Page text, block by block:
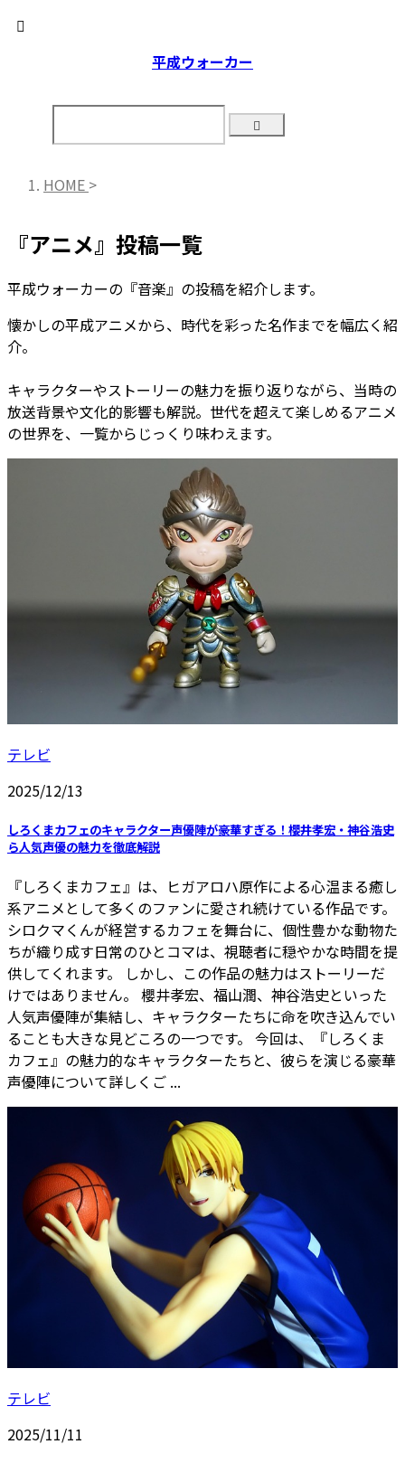
平成ウォーカー
HOME >
『アニメ』投稿一覧
平成ウォーカーの『音楽』の投稿を紹介します。
懐かしの平成アニメから、時代を彩った名作までを幅広く紹
介。
キャラクターやストーリーの魅力を振り返りながら、当時の
放送背景や文化的影響も解説。世代を超えて楽しめるアニメ
の世界を、一覧からじっくり味わえます。
テレビ
2025/12/13
しろくまカフェのキャラクター声優陣が豪華すぎる！櫻井孝宏・神谷浩史
ら人気声優の魅力を徹底解説
『しろくまカフェ』は、ヒガアロハ原作による心温まる癒し
系アニメとして多くのファンに愛され続けている作品です。
シロクマくんが経営するカフェを舞台に、個性豊かな動物た
ちが織り成す日常のひとコマは、視聴者に穏やかな時間を提
供してくれます。 しかし、この作品の魅力はストーリーだ
けではありません。 櫻井孝宏、福山潤、神谷浩史といった
人気声優陣が集結し、キャラクターたちに命を吹き込んでい
ることも大きな見どころの一つです。 今回は、『しろくま
カフェ』の魅力的なキャラクターたちと、彼らを演じる豪華
声優陣について詳しくご ...
テレビ
2025/11/11